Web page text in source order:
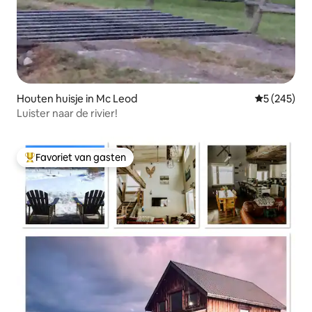
Houten huisje in Mc Leod
5 (245)
Luister naar de rivier!
Topfavoriet van gasten
Favoriet van gasten